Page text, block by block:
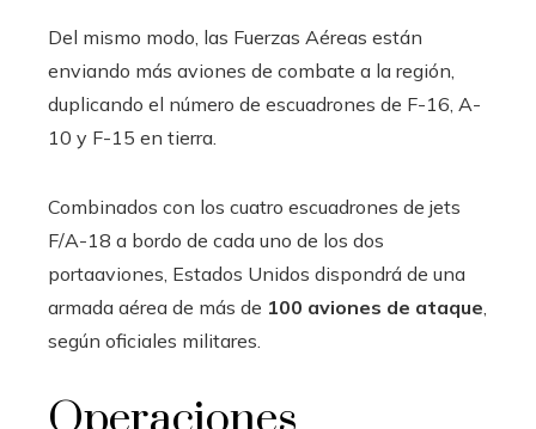
Del mismo modo, las Fuerzas Aéreas están
enviando más aviones de combate a la región,
duplicando el número de escuadrones de F-16, A-
10 y F-15 en tierra.
Combinados con los cuatro escuadrones de jets
F/A-18 a bordo de cada uno de los dos
portaaviones, Estados Unidos dispondrá de una
armada aérea de más de 100 aviones de ataque
según oficiales militares.